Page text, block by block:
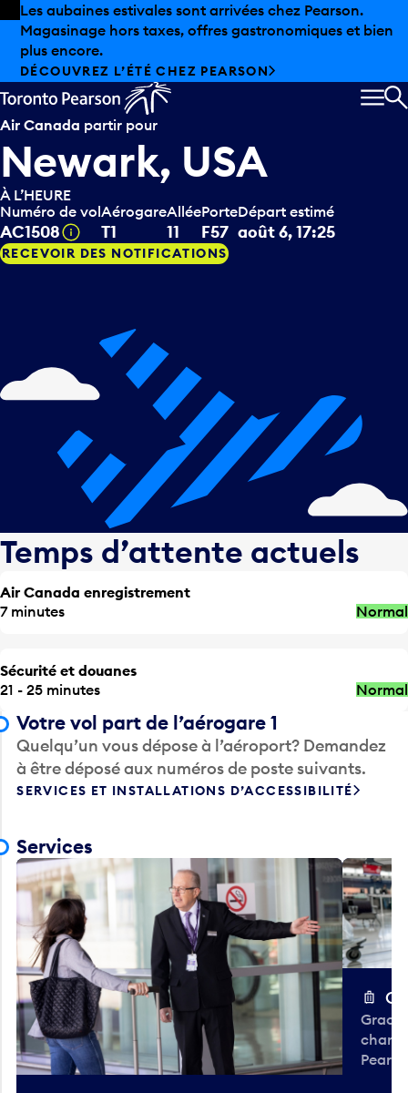
Skip to offers
Passer au contenu principal
Les aubaines estivales sont arrivées chez Pearson.
Magasinage hors taxes, offres gastronomiques et bien
plus encore.
DÉCOUVREZ L’ÉTÉ CHEZ PEARSON
Air Canada partir pour
Newark, USA
À L’HEURE
Numéro de vol
AC1508 Infobulle
Aérogare
T1
Allée
11
Porte
F57
Départ estimé
août 6, 17:25
RECEVOIR DES NOTIFICATIONS
Temps d’attente actuels
Air Canada enregistrement
7 minutes
Normal
Sécurité et douanes
21 - 25 minutes
Normal
Votre vol part de l’aérogare 1
Quelqu’un vous dépose à l’aéroport? Demandez
à être déposé aux numéros de poste suivants.
SERVICES ET INSTALLATIONS D’ACCESSIBILITÉ
Services